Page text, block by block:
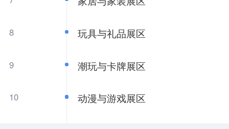
8 玩具与礼品展区
9 潮玩与卡牌展区
10 动漫与游戏展区